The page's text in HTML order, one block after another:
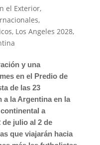
el Exterior,
,
, Los Angeles 2028,
y una
en el Predio de
de las 23
la Argentina en la
a
julio al 2 de
que viajarán hacia